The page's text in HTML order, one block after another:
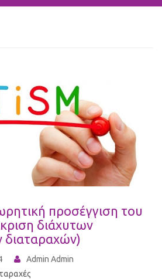
προσέγγιση του
διάχυτων
διαταραχών)
Admin Admin